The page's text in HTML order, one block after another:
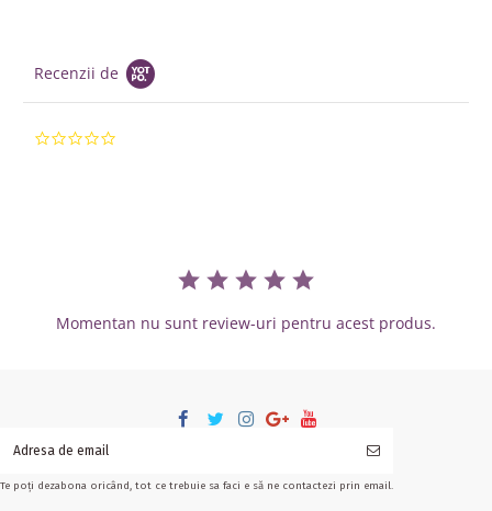
Recenzii de
Momentan nu sunt review-uri pentru acest produs.
Te poți dezabona oricând, tot ce trebuie sa faci e să ne contactezi prin email.